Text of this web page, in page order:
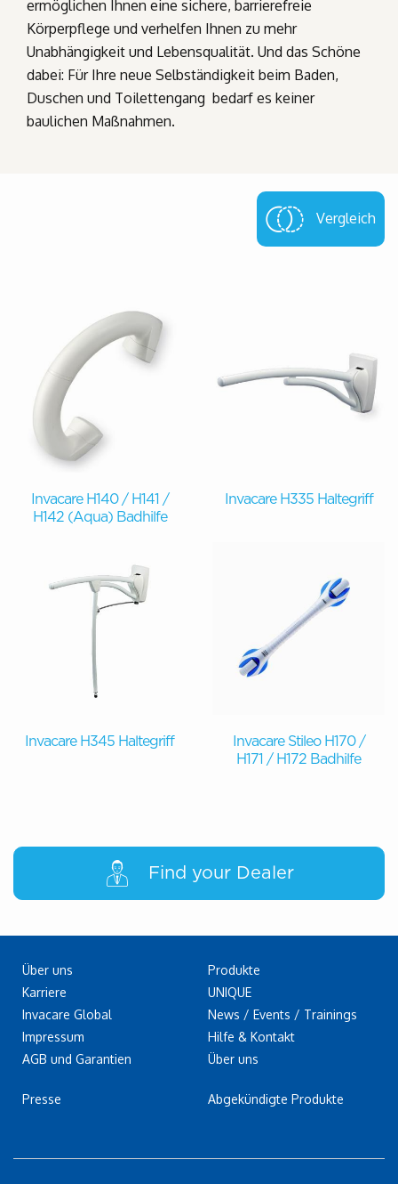
ermöglichen Ihnen eine sichere, barrierefreie
Körperpflege und verhelfen Ihnen zu mehr
Unabhängigkeit und Lebensqualität. Und das Schöne
dabei: Für Ihre neue Selbständigkeit beim Baden,
Duschen und Toilettengang bedarf es keiner
baulichen Maßnahmen.
Vergleich
Invacare H140 / H141 /
H142 (Aqua) Badhilfe
Invacare H335 Haltegriff
Invacare H345 Haltegriff
Invacare Stileo H170 /
H171 / H172 Badhilfe
Find your Dealer
Über uns
Karriere
Invacare Global
Impressum
AGB und Garantien
Presse
Produkte
UNIQUE
News / Events / Trainings
Hilfe & Kontakt
Über uns
Abgekündigte Produkte